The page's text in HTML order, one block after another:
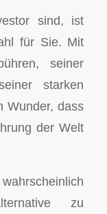
sind, ist
für Sie. Mit
seiner
starken
Wunder, dass
der Welt
zu